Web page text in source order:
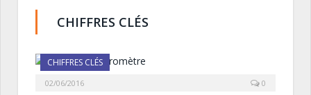
CHIFFRES CLÉS
CHIFFRES CLÉS
02/06/2016 0